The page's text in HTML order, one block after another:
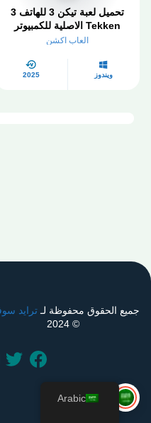
تحميل لعبة تيكن 3 للهاتف 3
Tekken الاصلية للكمبيوتر
من ميديا فاير:
العاب اكشن
ويندوز 2025
جميع الحقوق محفوظة لـترايد
© 2024
Arabic